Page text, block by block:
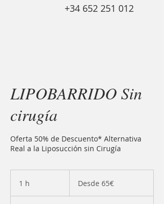
+34 652 251 012
LIPOBARRIDO Sin
cirugía
Oferta 50% de Descuento* Alternativa
Real a la Liposucción sin Cirugía
1 h Desde 65€